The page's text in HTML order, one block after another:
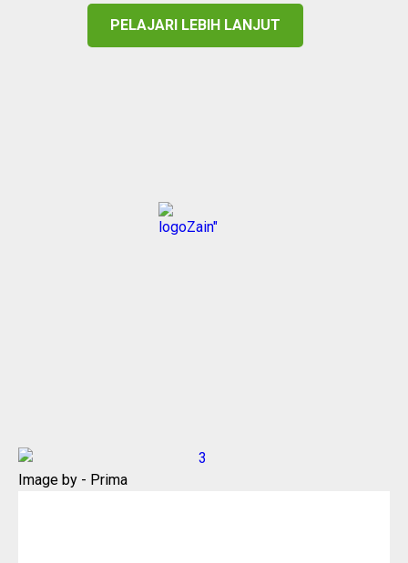
PELAJARI LEBIH LANJUT
Image by - Prima